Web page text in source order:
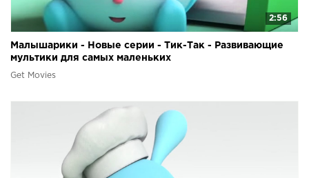
2:56
Малышарики - Новые серии - Тик-Так - Развивающие
мультики для самых маленьких
Get Movies